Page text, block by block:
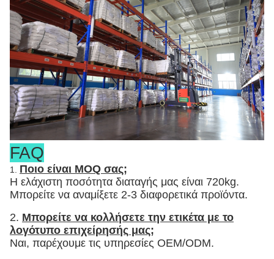
FAQ
1. Ποιο είναι MOQ σας;
Η ελάχιστη ποσότητα διαταγής μας είναι 720kg.
Μπορείτε να αναμίξετε 2-3 διαφορετικά προϊόντα.
2. Μπορείτε να κολλήσετε την ετικέτα με το
λογότυπο επιχείρησής μας;
Ναι, παρέχουμε τις υπηρεσίες OEM/ODM.